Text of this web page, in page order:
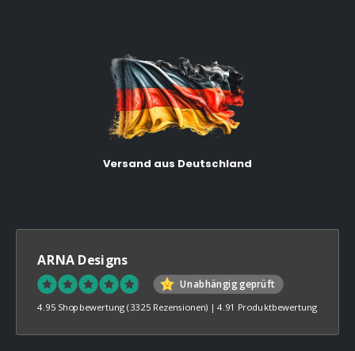
Versand aus Deutschland
ARNA Designs
Unabhängig geprüft
4.95 Shopbewertung (3325 Rezensionen) |4.91 Produktbewertung